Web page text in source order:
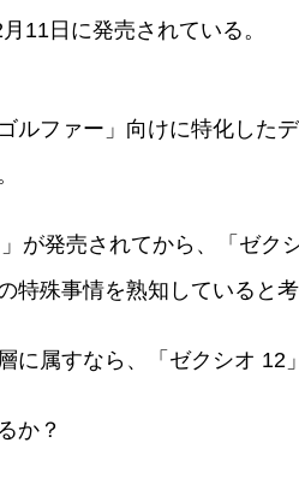
11日に発売されている。
ルファー」向けに特化し
が発売されてから、「ゼク
特殊事情を熟知していると考
に属すなら、「ゼクシオ
か？